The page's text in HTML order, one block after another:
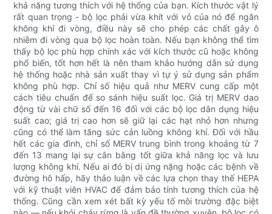
khả năng tương thích với hệ thống của bạn. Kích thước vật lý
rất quan trọng - bộ lọc phải vừa khít với vỏ của nó để ngăn
không khí đi vòng, điều này sẽ cho phép các chất gây ô
nhiễm đi vòng qua bộ lọc hoàn toàn. Nếu bạn không thể tìm
thấy bộ lọc phù hợp chính xác với kích thước cũ hoặc không
phổ biến, tốt hơn hết là nên tham khảo hướng dẫn sử dụng
hệ thống hoặc nhà sản xuất thay vì tự ý sử dụng sản phẩm
không phù hợp. Chỉ số hiệu quả như MERV cung cấp một
cách tiêu chuẩn để so sánh hiệu suất lọc. Giá trị MERV dao
động từ vài chữ số đến 16 đối với các bộ lọc dân dụng hiệu
suất cao; giá trị cao hơn sẽ giữ lại các hạt nhỏ hơn nhưng
cũng có thể làm tăng sức cản luồng không khí. Đối với hầu
hết các gia đình, chỉ số MERV trung bình trong khoảng từ 7
đến 13 mang lại sự cân bằng tốt giữa khả năng lọc và lưu
lượng không khí. Nếu ai đó bị dị ứng nặng hoặc các bệnh về
đường hô hấp, hãy thảo luận về các lựa chọn thay thế HEPA
với kỹ thuật viên HVAC để đảm bảo tính tương thích của hệ
thống. Cũng cần xem xét bất kỳ yếu tố môi trường đặc biệt